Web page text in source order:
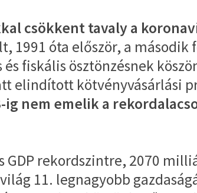
csökkent tavaly a
1991 óta először, a
fiskális ösztönzésnek
elindított kötvényvásárlási
ig nem emelik a
rekordszintre, 2070
11. legnagyobb